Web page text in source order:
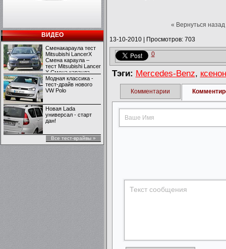
ВИДЕО
Сменакараула тест
Mitsubishi LancerX
Смена караула –
тест Mitsubishi Lancer
X Смена караула –
тест Mitsubishi Lancer
X
Модная классика -
тест-драйв нового
VW Polo
Новая Lada
универсал - старт
дан!
Все тест-врайвы »
« Вернуться назад
13-10-2010| Просмотров: 703
0
Тэги: Mercedes-Benz,
Комментарии